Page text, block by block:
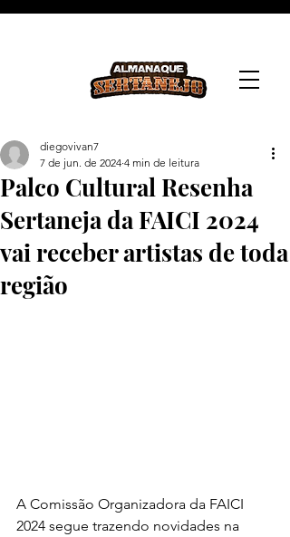
Palco Cultural Resenha
Sertaneja da FAICI 2024
vai receber artistas de toda
região
diegovivan7
7 de jun. de 2024 4 min de leitura
A Comissão Organizadora da FAICI
2024 segue trazendo novidades na